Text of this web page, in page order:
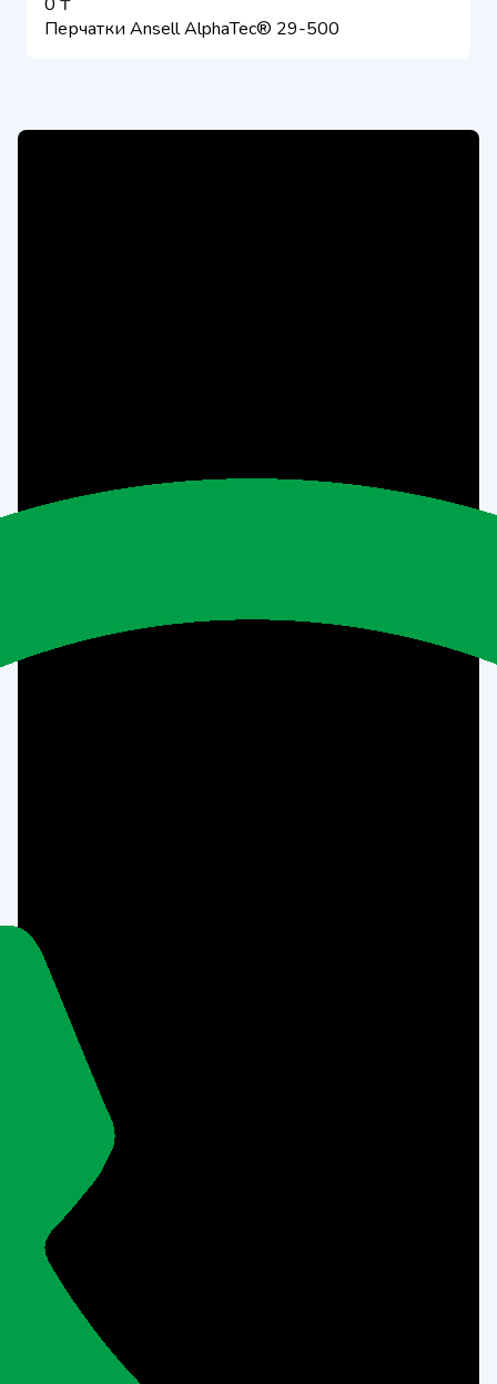
Перчатки Ansell AlphaTec® 29-500